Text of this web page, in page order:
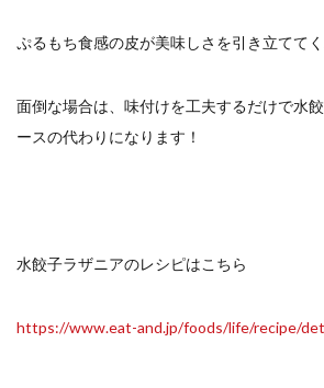
ぷるもち食感の皮が美味しさを引き立ててく
面倒な場合は、味付けを工夫するだけで水
ースの代わりになります！
水餃子ラザニアのレシピはこちら
https://www.eat-and.jp/foods/life/recipe/